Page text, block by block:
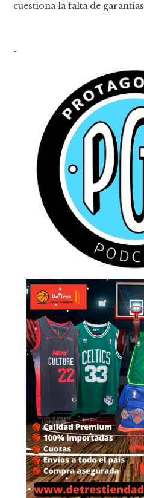
cuestiona la falta de garantías
-